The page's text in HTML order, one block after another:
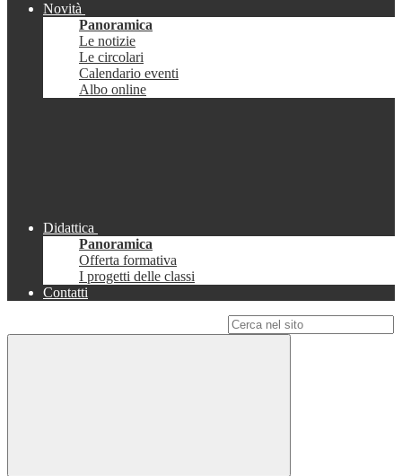
Novità
Panoramica
Le notizie
Le circolari
Calendario eventi
Albo online
Didattica
Panoramica
Offerta formativa
I progetti delle classi
Contatti